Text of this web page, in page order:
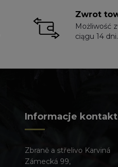
Zwrot
Możliwość
ciągu 14 dni.
Informacje
Zbraně a střelivo Karviná
Zámecká 99,